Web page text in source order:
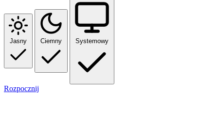
Jasny Ciemny Systemowy
Rozpocznij